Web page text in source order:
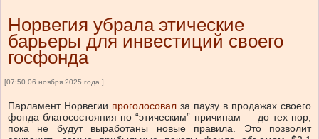
Норвегия убрала этические
барьеры для инвестиций своего
госфонда
[07:50 06 ноября 2025 года ]
Парламент Норвегии проголосовал за паузу в продажах своего
фонда благосостояния по “этическим” причинам — до тех пор,
пока не будут выработаны новые правила. Это позволит